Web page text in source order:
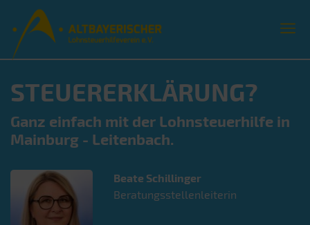
STEUERERKLÄRUNG?
Ganz einfach mit der Lohnsteuerhilfe in
Mainburg - Leitenbach.
Beate Schillinger
Beratungsstellenleiterin